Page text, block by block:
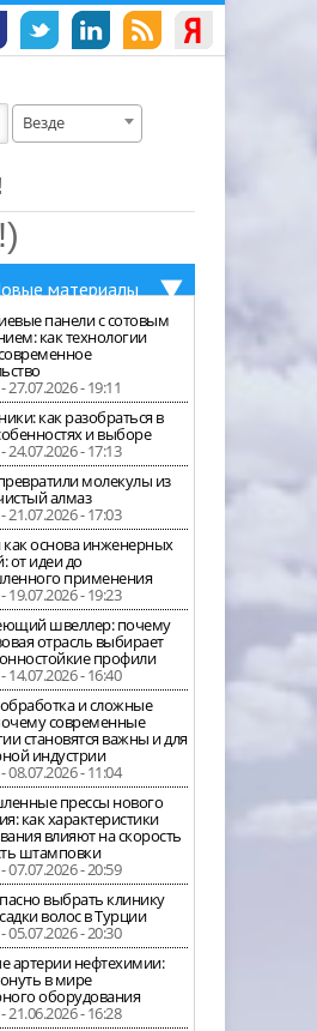
Везде
!)
материалы
панели с сотовым
как технологии
27.07.2026 - 19:11
как разобраться в
и выборе
24.07.2026 - 17:13
молекулы из
алмаз
21.07.2026 - 17:03
основа инженерных
от идеи до
применения
19.07.2026 - 19:23
швеллер: почему
отрасль выбирает
профили
14.07.2026 - 16:40
и сложные
современные
становятся важны и для
индустрии
08.07.2026 - 11:04
прессы нового
как характеристики
влияют на скорость
штамповки
07.07.2026 - 20:59
выбрать клинику
волос в Турции
05.07.2026 - 20:30
артерии нефтехимии:
в мире
оборудования
21.06.2026 - 16:28